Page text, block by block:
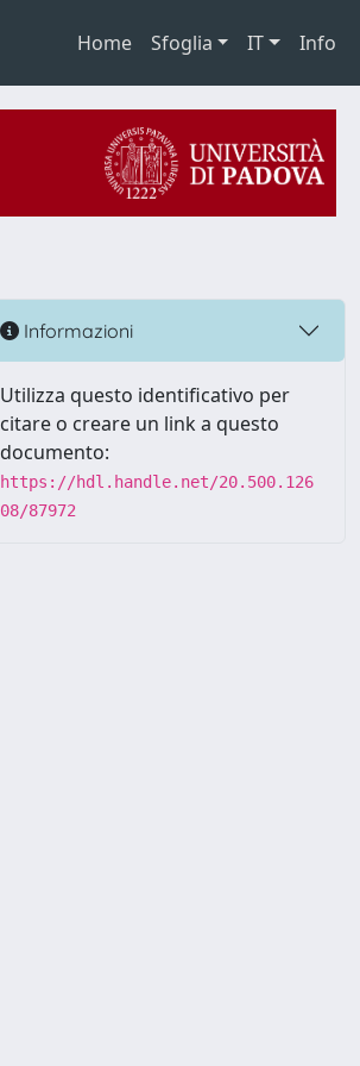
Home Sfoglia IT Info
Informazioni
Utilizza questo identificativo per
citare o creare un link a questo
documento:
https://hdl.handle.net/20.500.126
08/87972